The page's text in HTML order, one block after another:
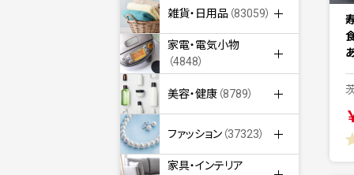
雑貨・日用品 （83059）
家電・電気小物
（4848）
美容・健康 （8789）
ファッション （37323）
家具・インテリア